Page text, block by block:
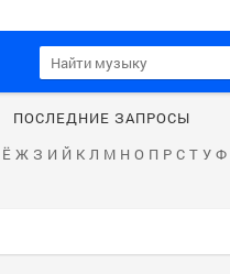
ПОСЛЕДНИЕ ЗАПРОСЫ
Ё Ж З И Й К Л М Н О П Р С Т У Ф